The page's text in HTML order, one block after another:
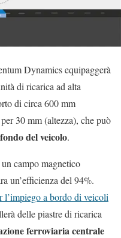
Dynamics equipaggerà
di ricarica ad alta
di circa 600 mm
30 mm (altezza), che può
fondo del veicolo.
campo magnetico
un’efficienza del 94%.
l’impiego a bordo di veicoli
delle piastre di ricarica
ferroviaria centrale